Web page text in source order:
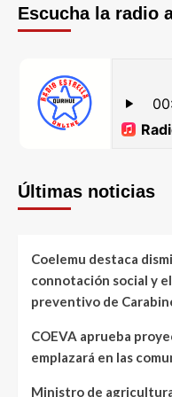
Escucha la radio
Últimas noticias
Coelemu destaca
connotación social y
preventivo de
COEVA aprueba
emplazará en las
Ministro de